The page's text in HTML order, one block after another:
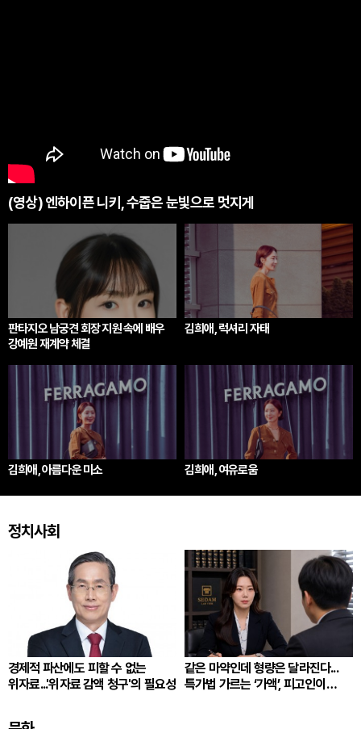
(영상) 엔하이픈 니키, 수줍은 눈빛으로 멋지게
판타지오 남궁견 회장 지원 속에 배우
강예원 재계약 체결
김희애, 럭셔리 자태
김희애, 아름다운 미소 김희애, 여유로움
정치사회
경제적 파산에도 피할 수 없는
위자료...'위자료 감액 청구'의 필요성
같은 마약인데 형량은 달라진다...
특가법 가르는 ‘가액’, 피고인이